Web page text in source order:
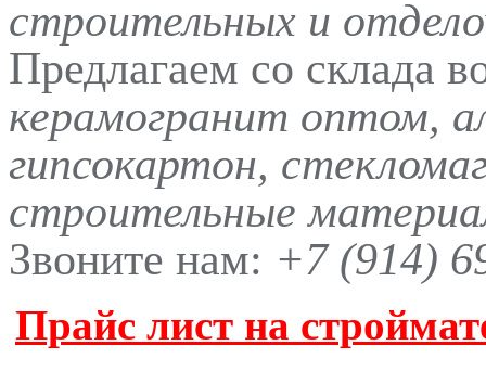
строительных и
Предлагаем со склада
керамогранит оптом,
гипсокартон,
строительные
Звоните нам: +7 (914)
Прайс лист на